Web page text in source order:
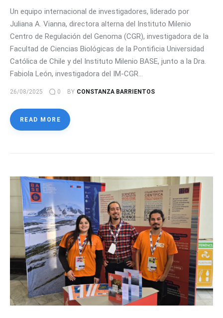
Un equipo internacional de investigadores, liderado por
Juliana A. Vianna, directora alterna del Instituto Milenio
Centro de Regulación del Genoma (CGR), investigadora de la
Facultad de Ciencias Biológicas de la Pontificia Universidad
Católica de Chile y del Instituto Milenio BASE, junto a la Dra.
Fabiola León, investigadora del IM-CGR…
26/08/2025 0 BY CONSTANZA BARRIENTOS
READ MORE